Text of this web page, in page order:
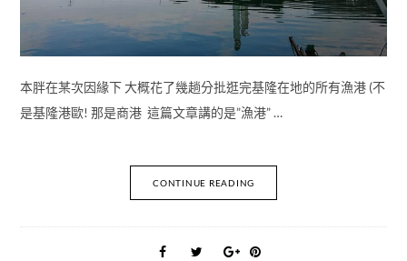
本胖在某次因緣下 大概花了幾趟分批逛完基隆在地的所有漁港 (不
是基隆港歐! 那是商港 這篇文章講的是”漁港” …
CONTINUE READING